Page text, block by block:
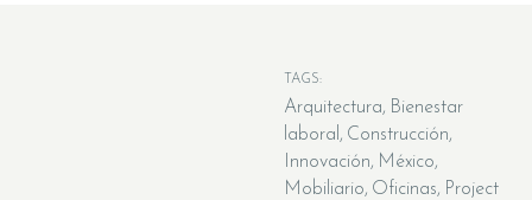
TAGS:
Arquitectura
Bienestar
laboral
Construcción
Innovación
México
Mobiliario Oficinas
Project